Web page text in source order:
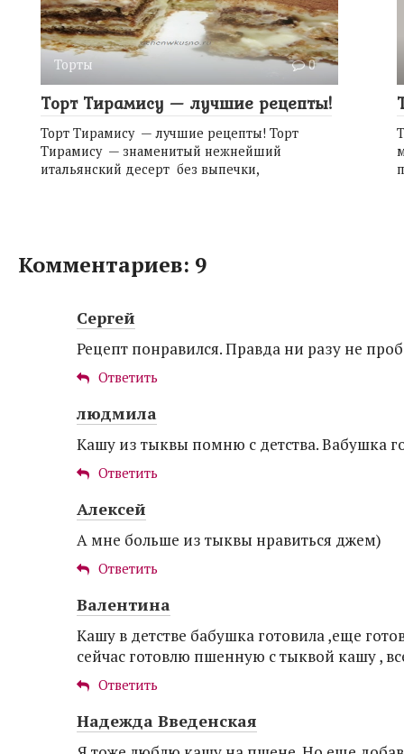
Торты 0
Торт Тирамису — лучшие рецепты!
Торт Тирамису — лучшие рецепты! Торт
Тирамису — знаменитый нежнейший
итальянский десерт без выпечки,
Комментариев: 9
Сергей
Рецепт понравился. Правда ни разу не
Ответить
людмила
Кашу из тыквы помню с детства. Вабушка
Ответить
Алексей
А мне больше из тыквы нравиться джем)
Ответить
Валентина
Кашу в детстве бабушка готовила ,еще
сейчас готовлю пшенную с тыквой кашу ,
Ответить
Надежда Введенская